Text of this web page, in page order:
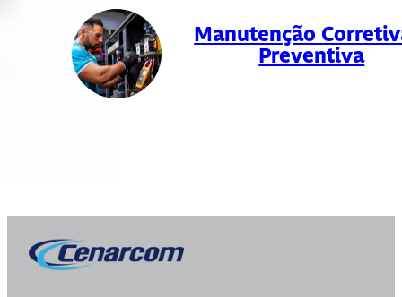
Manutenção
Preventiva